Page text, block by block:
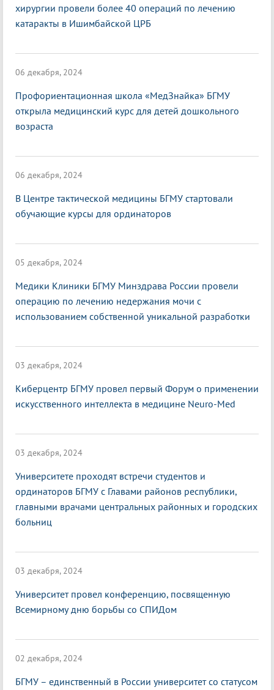
хирургии провели более 40 операций по лечению
катаракты в Ишимбайской ЦРБ
06 декабря, 2024
Профориентационная школа «МедЗнайка» БГМУ
открыла медицинский курс для детей дошкольного
возраста
06 декабря, 2024
В Центре тактической медицины БГМУ стартовали
обучающие курсы для ординаторов
05 декабря, 2024
Медики Клиники БГМУ Минздрава России провели
операцию по лечению недержания мочи с
использованием собственной уникальной разработки
03 декабря, 2024
Киберцентр БГМУ провел первый Форум о применении
искусственного интеллекта в медицине Neuro-Med
03 декабря, 2024
Университете проходят встречи студентов и
ординаторов БГМУ с Главами районов республики,
главными врачами центральных районных и городских
больниц
03 декабря, 2024
Университет провел конференцию, посвященную
Всемирному дню борьбы со СПИДом
02 декабря, 2024
БГМУ – единственный в России университет со статусом